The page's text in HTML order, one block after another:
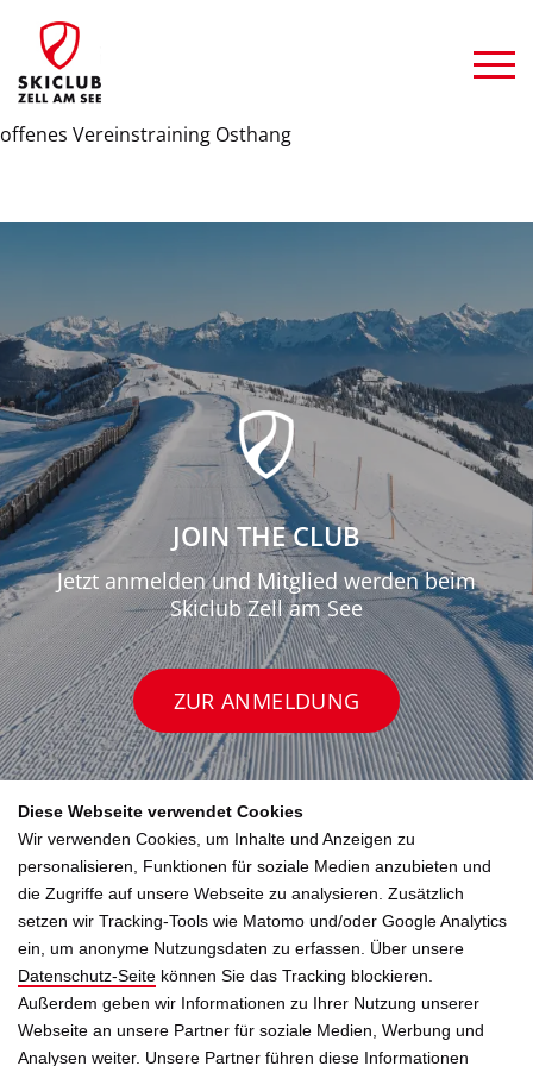
Diese Webseite verwendet Cookies
Wir verwenden Cookies, um Inhalte und Anzeigen zu
personalisieren, Funktionen für soziale Medien anzubieten und
die Zugriffe auf unsere Webseite zu analysieren. Zusätzlich
setzen wir Tracking-Tools wie Matomo und/oder Google Analytics
ein, um anonyme Nutzungsdaten zu erfassen. Über unsere
Datenschutz-Seite können Sie das Tracking blockieren.
Außerdem geben wir Informationen zu Ihrer Nutzung unserer
Webseite an unsere Partner für soziale Medien, Werbung und
Analysen weiter. Unsere Partner führen diese Informationen
offenes Vereinstraining Osthang
JOIN THE CLUB
Jetzt anmelden und Mitglied werden beim
Skiclub Zell am See
ZUR ANMELDUNG
Skiclub Zell am See